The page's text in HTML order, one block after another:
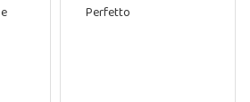
Perfetto